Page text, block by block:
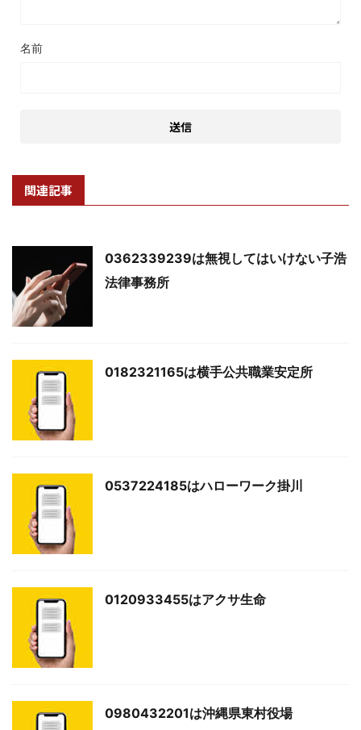
名前
関連記事
0362339239は無視してはいけない子浩
法律事務所
0182321165は横手公共職業安定所
0537224185はハローワーク掛川
0120933455はアクサ生命
0980432201は沖縄県東村役場